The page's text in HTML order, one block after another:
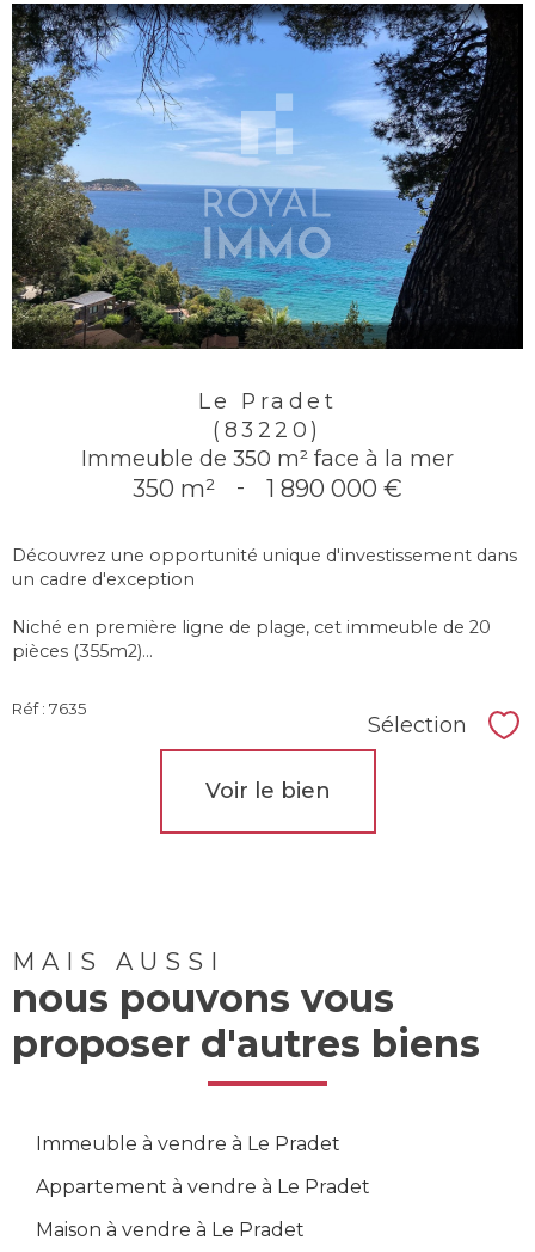
Le Pradet
(83220)
Immeuble de 350 m² face à la mer
350 m² - 1 890 000 €
Découvrez une opportunité unique d'investissement dans
un cadre d'exception
Niché en première ligne de plage, cet immeuble de 20
pièces (355m2)...
Réf : 7635
Sélection
Voir le bien
MAIS AUSSI
nous pouvons vous
proposer d'autres biens
Immeuble à vendre à Le Pradet
Appartement à vendre à Le Pradet
Maison à vendre à Le Pradet